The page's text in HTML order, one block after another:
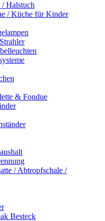
Halstuch
/ Küche für Kinder
& Fondue
/ Abtropfschale /
Besteck